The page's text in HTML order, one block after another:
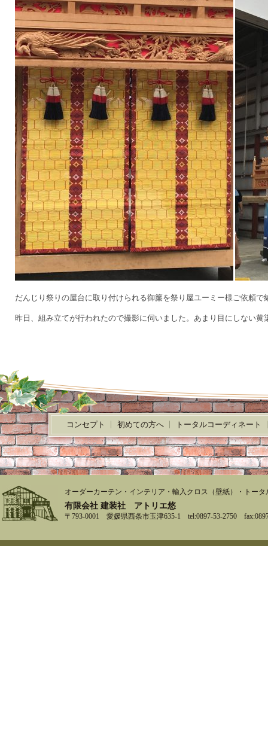
だんじり祭りの屋台に取り付けられる御簾を祭り屋ユーミー様ご依頼で
昨日、組み立てが行われたので撮影に伺いました。あまり目にしない黄
コンセプト 初めての方へ トータルコーディネート
オーダーカーテン・インテリア・輸入クロス（壁紙）・トー
有限会社 建装社 アトリエ悠
〒793-0001 愛媛県西条市玉津635-1 tel:0897-53-2750